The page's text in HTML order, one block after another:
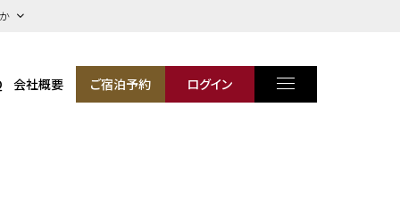
会社概要 ご宿泊予約 ログイン